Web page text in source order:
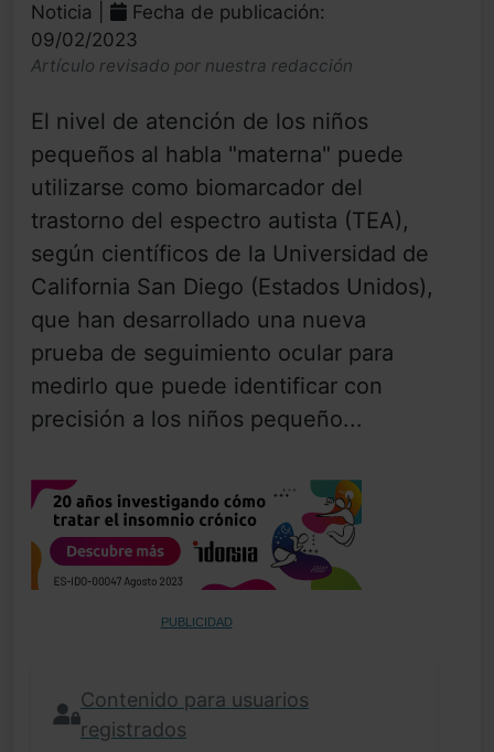
Noticia |
Fecha de publicación:
09/02/2023
Artículo revisado por nuestra redacción
El nivel de atención de los niños
pequeños al habla "materna" puede
utilizarse como biomarcador del
trastorno del espectro autista (TEA),
según científicos de la Universidad de
California San Diego (Estados Unidos),
que han desarrollado una nueva
prueba de seguimiento ocular para
medirlo que puede identificar con
precisión a los niños pequeño...
PUBLICIDAD
Contenido para usuarios
registrados